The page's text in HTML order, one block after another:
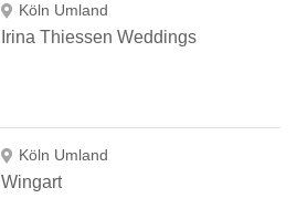
Köln Umland
Irina Thiessen Weddings
Köln Umland
Wingart